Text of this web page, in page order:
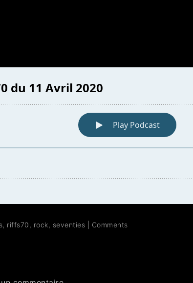
, riffs70 , rock, seventies Comments